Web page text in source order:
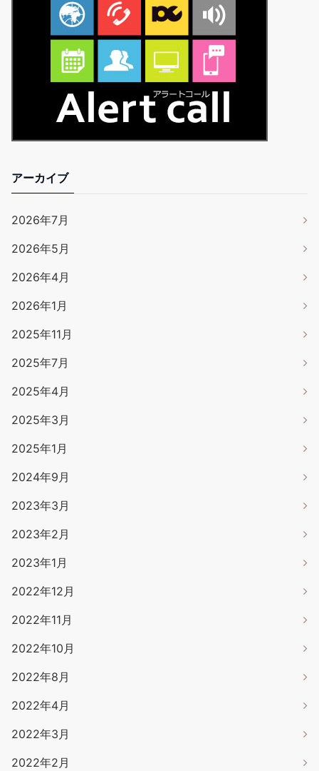
アーカイブ
2026年7月
2026年5月
2026年4月
2026年1月
2025年11月
2025年7月
2025年4月
2025年3月
2025年1月
2024年9月
2023年3月
2023年2月
2023年1月
2022年12月
2022年11月
2022年10月
2022年8月
2022年4月
2022年3月
2022年2月